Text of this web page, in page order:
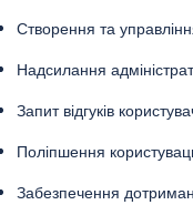
Створення та
Надсилання
Запит відгуків
Поліпшення
Забезпечення